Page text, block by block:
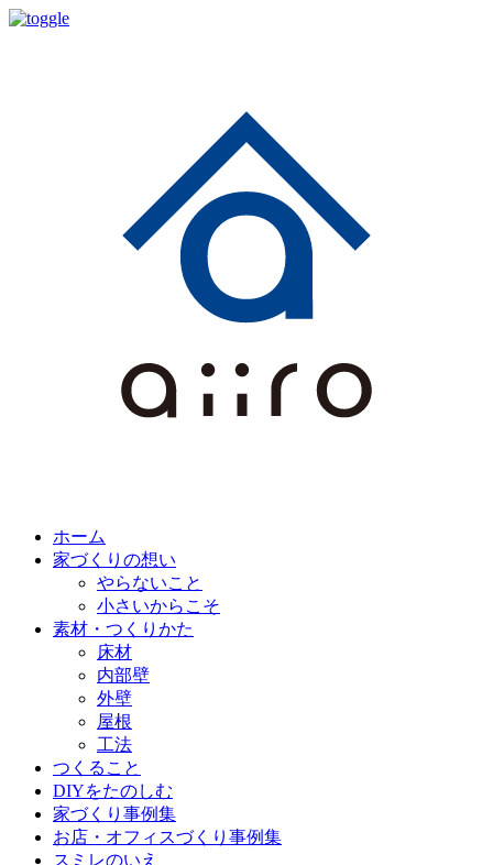
ホーム
家づくりの想い
やらないこと
小さいからこそ
素材・つくりかた
床材
内部壁
外壁
屋根
工法
つくること
DIYをたのしむ
家づくり事例集
お店・オフィスづくり事例集
スミレのいえ